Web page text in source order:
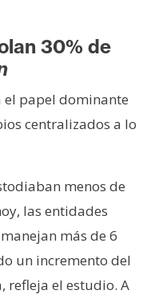
30% de
papel dominante
centralizados a lo
menos de
las entidades
más de 6
un incremento del
refleja el estudio. A